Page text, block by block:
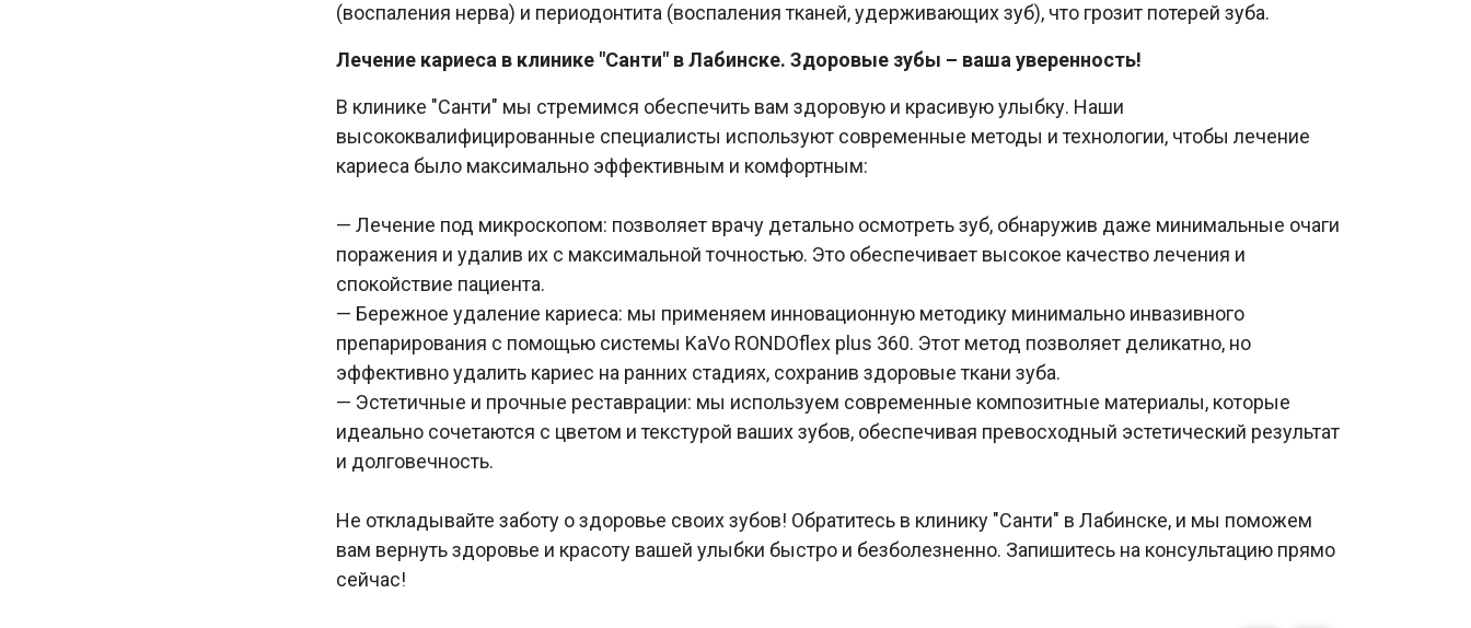
(воспаления нерва) и периодонтита (воспаления тканей, удерживающих зуб), что грозит потерей зуба.
Лечение кариеса в клинике "Санти" в Лабинске. Здоровые зубы – ваша уверенность!
В клинике "Санти" мы стремимся обеспечить вам здоровую и красивую улыбку. Наши
высококвалифицированные специалисты используют современные методы и технологии, чтобы лечение
кариеса было максимально эффективным и комфортным:
— Лечение под микроскопом: позволяет врачу детально осмотреть зуб, обнаружив даже минимальные очаги
поражения и удалив их с максимальной точностью. Это обеспечивает высокое качество лечения и
спокойствие пациента.
— Бережное удаление кариеса: мы применяем инновационную методику минимально инвазивного
препарирования с помощью системы KaVo RONDOflex plus 360. Этот метод позволяет деликатно, но
эффективно удалить кариес на ранних стадиях, сохранив здоровые ткани зуба.
— Эстетичные и прочные реставрации: мы используем современные композитные материалы, которые
идеально сочетаются с цветом и текстурой ваших зубов, обеспечивая превосходный эстетический результат
и долговечность.
Не откладывайте заботу о здоровье своих зубов! Обратитесь в клинику "Санти" в Лабинске, и мы поможем
вам вернуть здоровье и красоту вашей улыбки быстро и безболезненно. Запишитесь на консультацию прямо
сейчас!